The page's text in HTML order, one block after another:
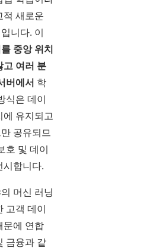
적 새로운
니다. 이
중앙 위치
고 여러 분
버에서 학
식은 데이
에 유지되고
공유되므
호 및 데이
시합니다.
머신 러닝
고객 데이
문에 연합
금융과 같